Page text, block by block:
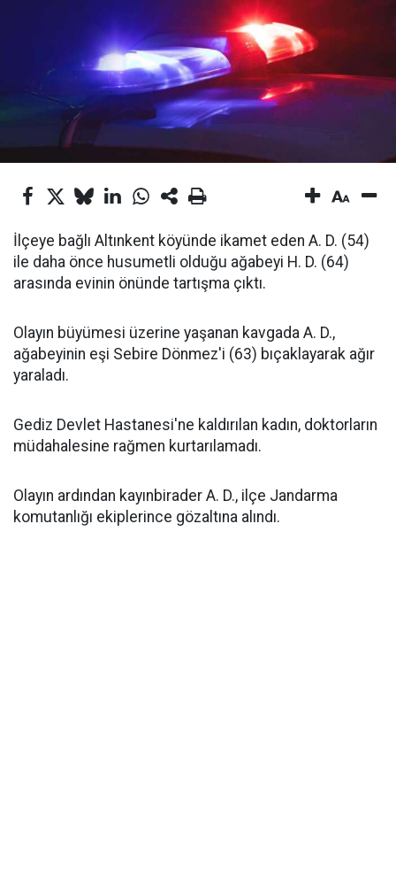
İlçeye bağlı Altınkent köyünde ikamet eden A. D. (54)
ile daha önce husumetli olduğu ağabeyi H. D. (64)
arasında evinin önünde tartışma çıktı.
Olayın büyümesi üzerine yaşanan kavgada A. D.,
ağabeyinin eşi Sebire Dönmez'i (63) bıçaklayarak ağır
yaraladı.
Gediz Devlet Hastanesi'ne kaldırılan kadın, doktorların
müdahalesine rağmen kurtarılamadı.
Olayın ardından kayınbirader A. D., ilçe Jandarma
komutanlığı ekiplerince gözaltına alındı.